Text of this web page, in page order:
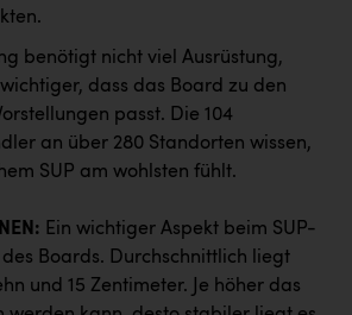
Research Institute
benötigt nicht viel Ausrüstung,
dass das Board zu den
passt. Die 104
an über 280 Standorten wissen,
SUP am wohlsten fühlt.
Ein wichtiger Aspekt beim SUP-
Boards. Durchschnittlich liegt
und 15 Zentimeter. Je höher das